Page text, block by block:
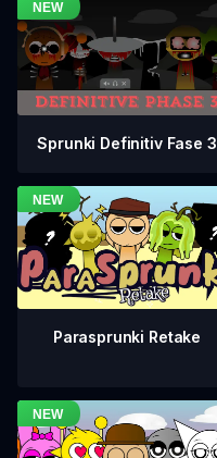
Sprunki Definitiv Fase 3
Parasprunki Retake